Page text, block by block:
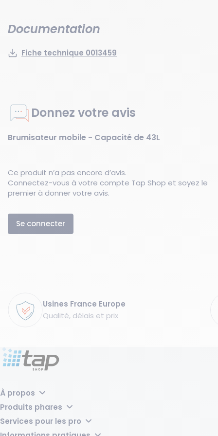
Documentation
Fiche technique 0013459
Donnez votre avis
Brumisateur mobile - Capacité de 43L
Ce produit n’a pas encore d’avis.
Connectez-vous à votre compte Tap Shop et soyez le
premier à donner votre avis.
Se connecter
Usines France Europe
Qualité, délais et prix
À propos
Pourquoi choisir TAP Shop ?
Tap Groupe
Produits phares
Transpalette manuel laqué – 2500 kg, fourches 540 mm
Bac de rétention acier pour 2 fûts avec caillebotis - 220 litres
Sabot de Protection - L168xl315xH400 mm
Services pour les pro
Vos produits sur mesure